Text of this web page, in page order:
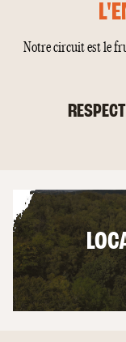
Notre circuit est le